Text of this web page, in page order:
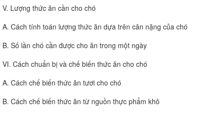
V. Lượng thức ăn cần cho chó
A. Cách tính toán lượng thức ăn dựa trên cân nặng của chó
B. Số lần chó cần được cho ăn trong một ngày
VI. Cách chuẩn bị và chế biến thức ăn cho chó
A. Cách chế biến thức ăn tươi cho chó
B. Cách chế biến thức ăn từ nguồn thực phẩm khô